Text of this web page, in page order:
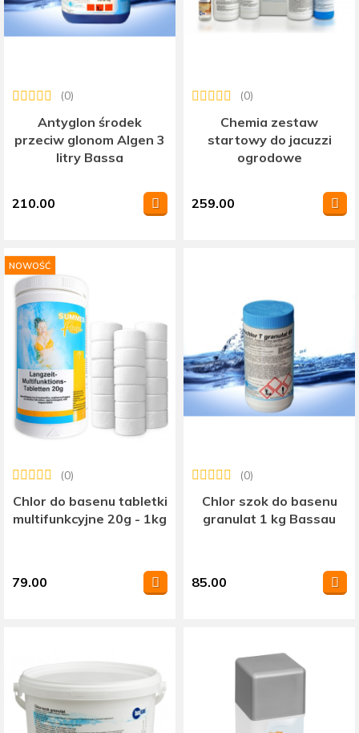
Antyglon środek
przeciw glonom Algen 3
litry Bassa
(0)
210.00
Chemia zestaw
startowy do jacuzzi
ogrodowe
(0)
259.00
NOWOŚĆ
Chlor do basenu tabletki
multifunkcyjne 20g - 1kg
(0)
79.00
Chlor szok do basenu
granulat 1 kg Bassau
(0)
85.00